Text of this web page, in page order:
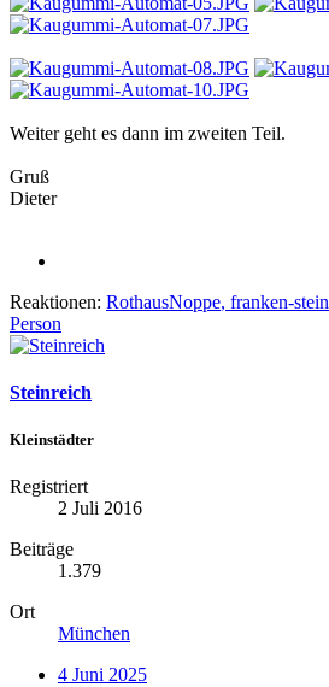
Weiter geht es dann im zweiten Teil.
Gruß
Dieter
Reaktionen: RothausNoppe, franken-stein
Person
Steinreich
Kleinstädter
Registriert
2 Juli 2016
Beiträge
1.379
Ort
München
4 Juni 2025